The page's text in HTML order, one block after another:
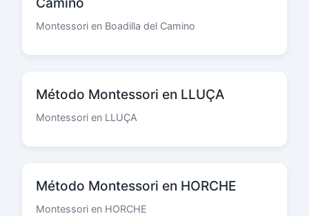
Montessori en Boadilla del Camino
Método Montessori en LLUÇA
Montessori en LLUÇA
Método Montessori en HORCHE
Montessori en HORCHE